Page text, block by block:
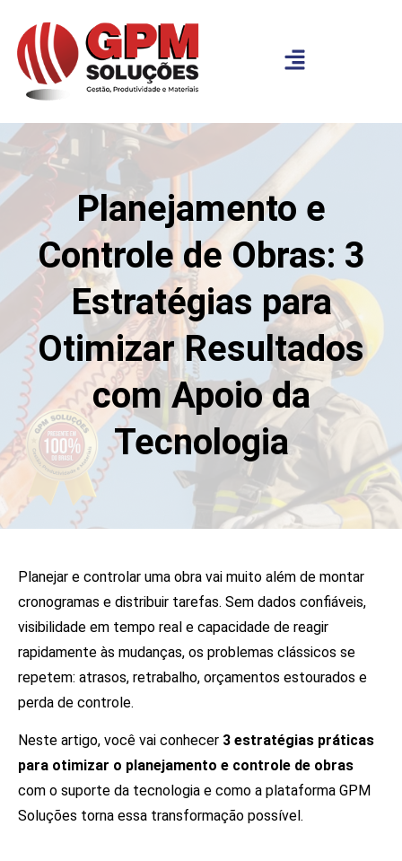
Planejamento e
Controle de Obras: 3
Estratégias para
Otimizar Resultados
com Apoio da
Tecnologia
Planejar e controlar uma obra vai muito além de montar
cronogramas e distribuir tarefas. Sem dados confiáveis,
visibilidade em tempo real e capacidade de reagir
rapidamente às mudanças, os problemas clássicos se
repetem: atrasos, retrabalho, orçamentos estourados e
perda de controle.
Neste artigo, você vai conhecer 3 estratégias práticas
para otimizar o planejamento e controle de obras
com o suporte da tecnologia e como a plataforma GPM
Soluções torna essa transformação possível.